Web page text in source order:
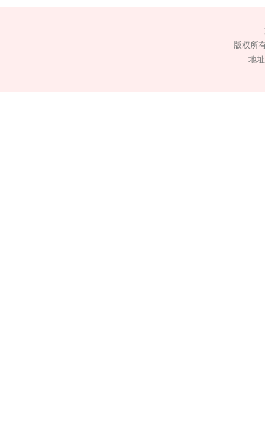
版权所
地